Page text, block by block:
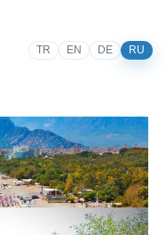
TR EN DE RU